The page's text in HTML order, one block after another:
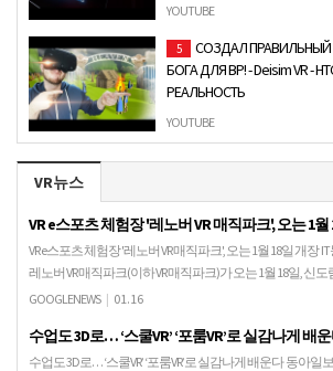
YOUTUBE
5
СОЗДАЛ ПРАВИЛЬНЫЙ
БОГА ДЛЯ ВР! - Deisim VR -
РЕАЛЬНОСТЬ
Создал настоящий рай в
реальности! Создавай землю,
YOUTUBE
VR뉴스
VR e스포츠 체험장 '레노버 VR 매직파크', 오는 1월
VR e스포츠 체험장 '레노버 VR 매직파크', 오는 1월 18일 개장
레노버 VR 매직파크(이하 VR 매직파크)가 오는 1월 18일, 신
평 규모로 개…
GOOGLENEWS | 01.16
수업도 3D로… ‘스쿨VR’ ‘포룸VR’로 실감나게 배
수업도 3D로… ‘스쿨VR’ ‘포룸VR’로 실감나게 배운다 동아